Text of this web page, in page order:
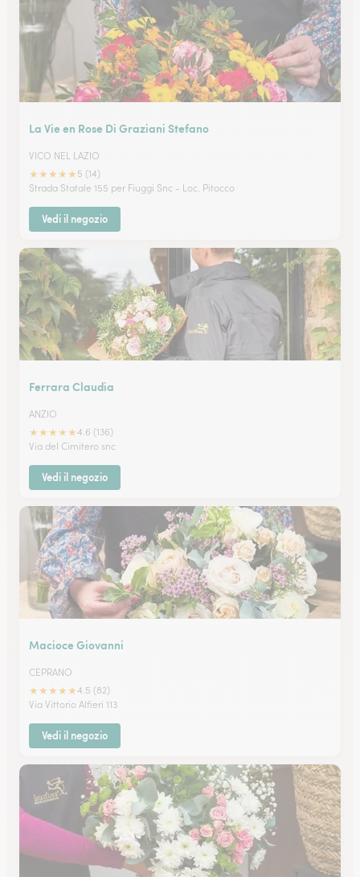
La Vie en Rose Di Graziani Stefano
VICO NEL LAZIO
★★★★★ 5 (14)
Strada Statale 155 per Fiuggi Snc - Loc. Pitocco
Vedi il negozio
Ferrara Claudia
ANZIO
★★★★★4.6 (136)
Via del Cimitero snc
Vedi il negozio
Macioce Giovanni
CEPRANO
★★★★★4.5 (82)
Via Vittorio Alfieri 113
Vedi il negozio